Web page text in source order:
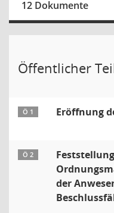
12 Dokumente
Öffentlicher
Ö 1 Eröffnung
Ö 2
der